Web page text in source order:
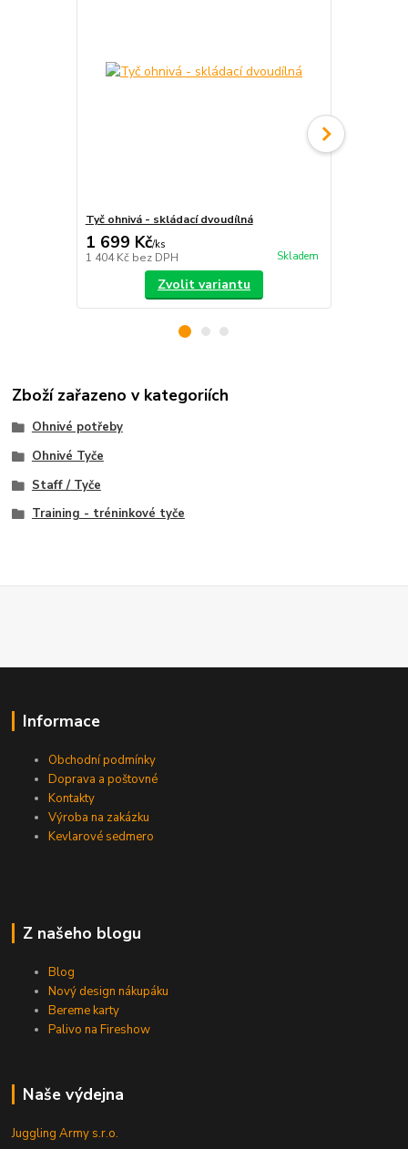
Tyč ohnivá - skládací dvoudílná
1 699 Kč/ks
1 404 Kč bez DPH Skladem
Zvolit variantu
Zboží zařazeno v kategoriích
Ohnivé potřeby
Ohnivé Tyče
Staff / Tyče
Training - tréninkové tyče
Informace
Obchodní podmínky
Doprava a poštovné
Kontakty
Výroba na zakázku
Kevlarové sedmero
Z našeho blogu
Blog
Nový design nákupáku
Bereme karty
Palivo na Fireshow
Naše výdejna
Juggling Army s.r.o.